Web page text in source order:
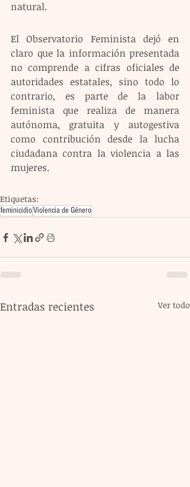
natural.
El Observatorio Feminista dejó en
claro que la información presentada
no comprende a cifras oficiales de
autoridades estatales, sino todo lo
contrario, es parte de la labor
feminista que realiza de manera
autónoma, gratuita y autogestiva
como contribución desde la lucha
ciudadana contra la violencia a las
mujeres.
Etiquetas:
feminicidioViolencia de Género
Entradas recientes Ver todo